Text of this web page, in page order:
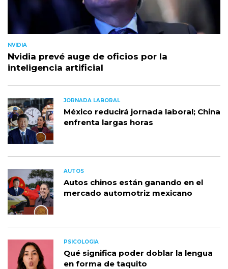
NVIDIA
Nvidia prevé auge de oficios por la
inteligencia artificial
JORNADA LABORAL
México reducirá jornada laboral; China
enfrenta largas horas
AUTOS
Autos chinos están ganando en el
mercado automotriz mexicano
PSICOLOGIA
Qué significa poder doblar la lengua
en forma de taquito